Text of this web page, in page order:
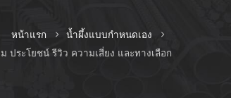
หน้าแรก
น้ำผึ้งแบบกำหนดเอง
ประโยชน์ รีวิว ความเสี่ยง และทางเลือก